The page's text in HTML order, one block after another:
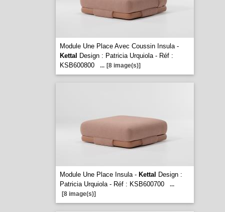
Module Une Place Avec Coussin Insula -
Kettal Design : Patricia Urquiola - Réf :
KSB600800
... [8 image(s)]
Module Une Place Insula - Kettal Design :
Patricia Urquiola - Réf : KSB600700
...
[8 image(s)]